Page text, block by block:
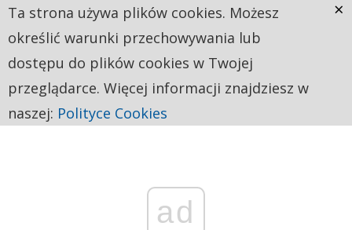
ad
Ta strona używa plików cookies. Możesz
określić warunki przechowywania lub
dostępu do plików cookies w Twojej
przeglądarce. Więcej informacji znajdziesz w
naszej: Polityce Cookies
×